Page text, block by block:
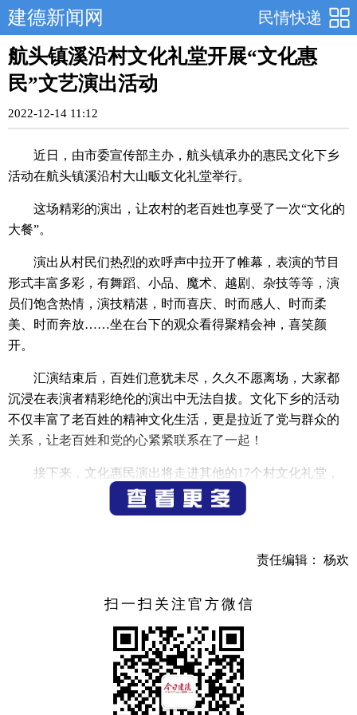
民情快递
建德新闻网
航头镇溪沿村文化礼堂开展“文化惠
民”文艺演出活动
2022-12-14 11:12
近日，由市委宣传部主办，航头镇承办的惠民文化下乡
活动在航头镇溪沿村大山畈文化礼堂举行。
这场精彩的演出，让农村的老百姓也享受了一次“文化的
大餐”。
演出从村民们热烈的欢呼声中拉开了帷幕，表演的节目
形式丰富多彩，有舞蹈、小品、魔术、越剧、杂技等等，演
员们饱含热情，演技精湛，时而喜庆、时而感人、时而柔
美、时而奔放……坐在台下的观众看得聚精会神，喜笑颜
开。
汇演结束后，百姓们意犹未尽，久久不愿离场，大家都
沉浸在表演者精彩绝伦的演出中无法自拔。文化下乡的活动
不仅丰富了老百姓的精神文化生活，更是拉近了党与群众的
关系，让老百姓和党的心紧紧联系在了一起！
接下来，文化惠民演出将走进其他的17个村文化礼堂，
航头镇罗源村文化礼堂、航头镇东村村文化礼堂、航头镇千
源村文化礼堂、航头镇乌龙村文化礼堂、航头镇黄木岗村文
航头镇曹源村文化礼堂、航头镇航景村文化礼堂、航头镇珏
礼堂、航头镇石木岭村文化礼堂、航头镇航头村文化礼堂、
责任编辑： 杨欢
扫一扫关注官方微信